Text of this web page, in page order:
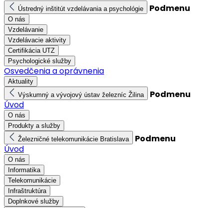
Ústredný inštitút vzdelávania a psychológie Podmenu
O nás
Vzdelávanie
Vzdelávacie aktivity
Certifikácia UTZ
Psychologické služby
Osvedčenia a oprávnenia
Aktuality
Výskumný a vývojový ústav železníc Žilina
Podmenu
Úvod
O nás
Produkty a služby
Železničné telekomunikácie Bratislava
Podmenu
Úvod
O nás
Informatika
Telekomunikácie
Infraštruktúra
Doplnkové služby